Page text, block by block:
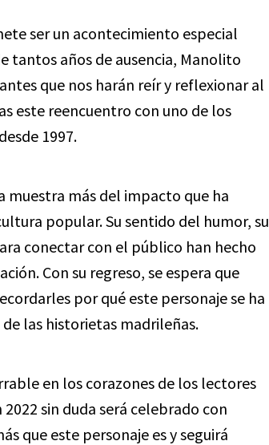
ser un acontecimiento especial
tantos años de ausencia, Manolito
que nos harán reír y reflexionar al
este reencuentro con uno de los
1997.
muestra más del impacto que ha
popular. Su sentido del humor, su
conectar con el público han hecho
Con su regreso, se espera que
por qué este personaje se ha
las historietas madrileñas.
en los corazones de los lectores
sin duda será celebrado con
que este personaje es y seguirá